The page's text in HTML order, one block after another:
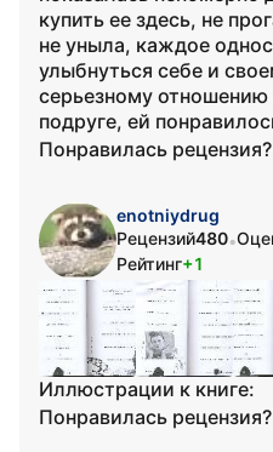
купить ее здесь, не
не уныла, каждое
улыбнуться себе и
серьезному
подруге, ей
Понравилась рецензия?
enotniydrug
Рецензий480•
Рейтинг+1
Иллюстрации к книге:
Понравилась рецензия?